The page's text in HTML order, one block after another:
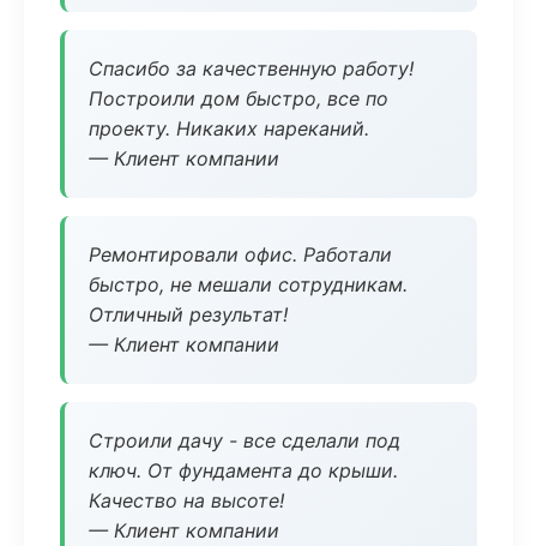
Спасибо за качественную работу!
Построили дом быстро, все по
проекту. Никаких нареканий.
— Клиент компании
Ремонтировали офис. Работали
быстро, не мешали сотрудникам.
Отличный результат!
— Клиент компании
Строили дачу - все сделали под
ключ. От фундамента до крыши.
Качество на высоте!
— Клиент компании